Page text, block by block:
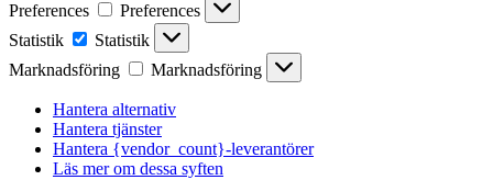
Preferences
Preferences
Statistik
Statistik
Marknadsföring
Marknadsföring
Hantera alternativ
Hantera tjänster
Hantera {vendor_count}-leverantörer
Läs mer om dessa syften